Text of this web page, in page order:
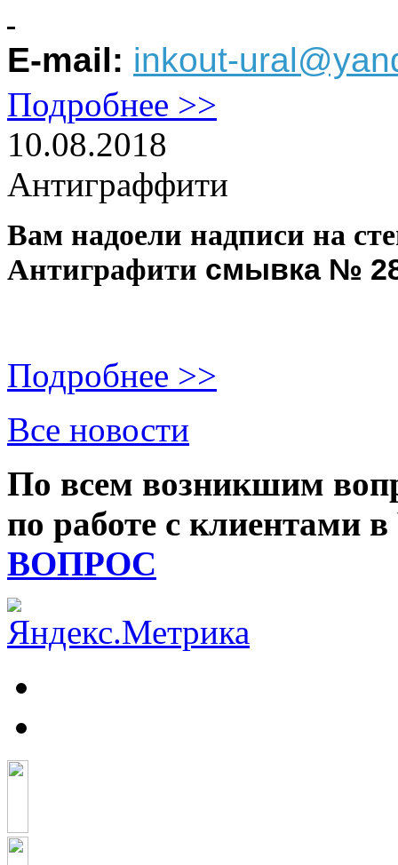
E-mail: inkout-
Подробнее >>
10.08.2018
Антиграффити
Вам надоели надписи на
Антиграфити смывка №
Подробнее >>
Все новости
По всем возникшим
по работе с клиентами
ВОПРОС